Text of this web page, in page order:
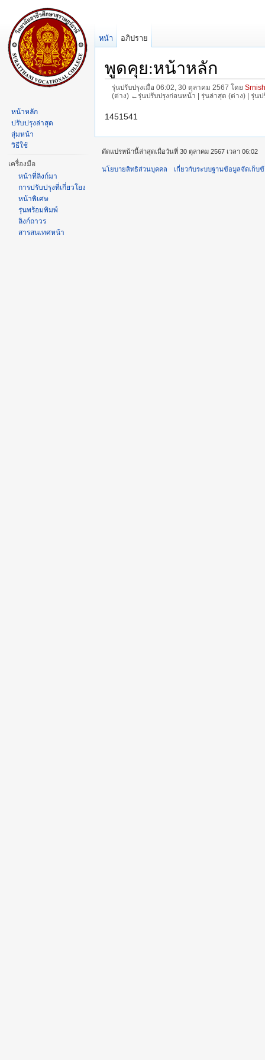
พูดคุย:หน้าหลัก
รุ่นปรับปรุงเมื่อ 06:02, 30 ตุลาคม 2567 โดย
(ต่าง) ←รุ่นปรับปรุงก่อนหน้า | รุ่นล่าสุด (ต่าง) | รุ่น
1451541
หน้า อภิปราย
หน้าหลัก
ปรับปรุงล่าสุด
สุ่มหน้า
วิธีใช้
เครื่องมือ
หน้าที่ลิงก์มา
การปรับปรุงที่เกี่ยวโยง
หน้าพิเศษ
รุ่นพร้อมพิมพ์
ลิงก์ถาวร
สารสนเทศหน้า
ดัดแปรหน้านี้ล่าสุดเมื่อวันที่ 30 ตุลาคม 2567 เวลา 06:02
นโยบายสิทธิส่วนบุคคล เกี่ยวกับระบบฐานข้อมูลจัดเก็บ